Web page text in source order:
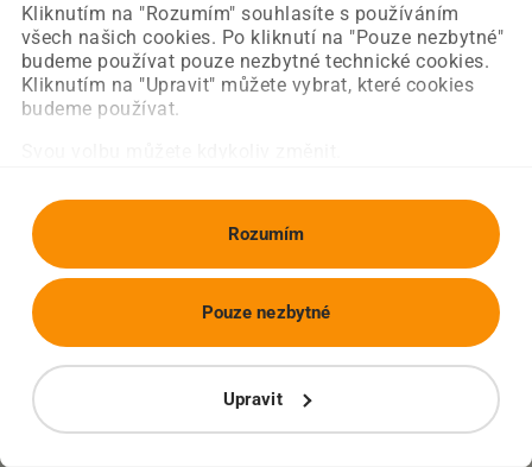
Kliknutím na "Rozumím" souhlasíte s používáním
všech našich cookies. Po kliknutí na "Pouze nezbytné"
budeme používat pouze nezbytné technické cookies.
Kliknutím na "Upravit" můžete vybrat, které cookies
budeme používat.
Rozumím
Upravit
Pouze nezbytné
Obnovit stránku Úvodní strana